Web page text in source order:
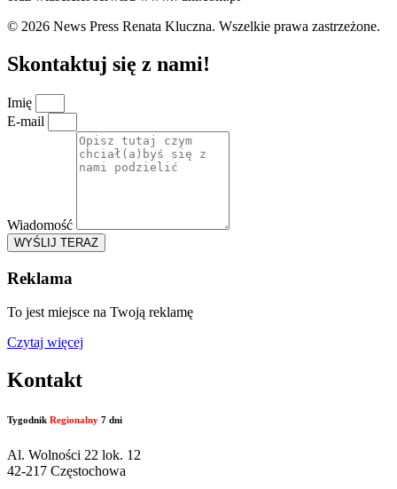
© 2026 News Press Renata Kluczna. Wszelkie prawa zastrzeżone.
Skontaktuj się z nami!
Imię
E-mail
Wiadomość
WYŚLIJ TERAZ
Reklama
To jest miejsce na Twoją reklamę
Czytaj więcej
Kontakt
Tygodnik Regionalny 7 dni
Al. Wolności 22 lok. 12
42-217 Częstochowa